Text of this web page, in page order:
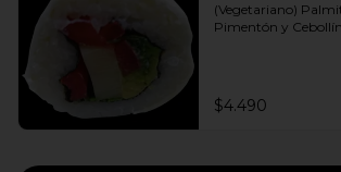
(Vegetariano)
Pimentón y Cebollín
$4.490